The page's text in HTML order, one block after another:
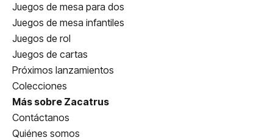
Juegos de mesa para dos
Juegos de mesa infantiles
Juegos de rol
Juegos de cartas
Próximos lanzamientos
Colecciones
Más sobre Zacatrus
Contáctanos
Quiénes somos